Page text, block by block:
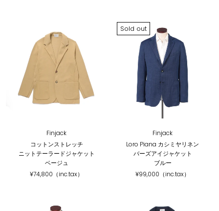
Finjack
コットンストレッチ
ニットテーラードジャケット
ベージュ
¥74,800（inc.tax）
Sold out
Finjack
Loro Piana カシミヤリネン
バーズアイジャケット
ブルー
¥99,000（inc.tax）